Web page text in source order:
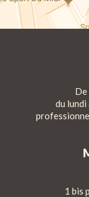
De
du lundi
1 bis